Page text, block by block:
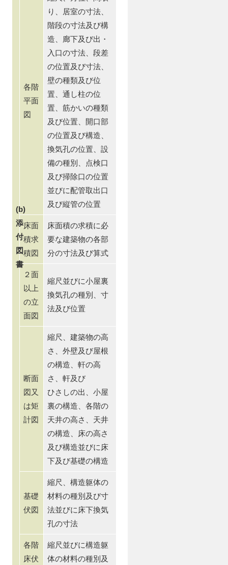
(b)
添
付
図
書
各階
平面
図
り、居室の寸法、
階段の寸法及び構
造、廊下及び出・
入口の寸法、段差
の位置及び寸法、
壁の種類及び位
置、通し柱の位
置、筋かいの種類
及び位置、開口部
の位置及び構造、
換気孔の位置、設
備の種別、点検口
及び掃除口の位置
並びに配管取出口
及び縦管の位置
床面
積求
積図
床面積の求積に必
要な建築物の各部
分の寸法及び算式
２面
以上
の立
面図
縮尺並びに小屋裏
換気孔の種別、寸
法及び位置
断面
図又
は矩
計図
縮尺、建築物の高
さ、外壁及び屋根
の構造、軒の高
さ、軒及び
ひさしの出、小屋
裏の構造、各階の
天井の高さ、天井
の構造、床の高さ
及び構造並びに床
下及び基礎の構造
基礎
伏図
縮尺、構造躯体の
材料の種別及び寸
法並びに床下換気
孔の寸法
各階
床伏
縮尺並びに構造躯
体の材料の種別及